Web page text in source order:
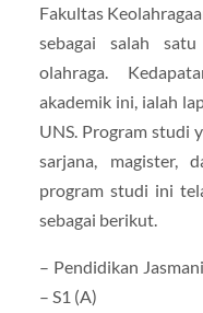
Fakultas
sebagai salah
olahraga.
akademik ini, ialah
UNS. Program studi
sarjana, magister,
program studi ini
sebagai berikut.
– Pendidikan
– S1 (A)